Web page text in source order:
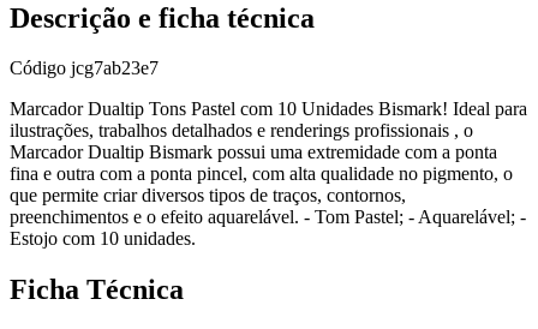
Descrição e ficha técnica
Código jcg7ab23e7
Marcador Dualtip Tons Pastel com 10 Unidades Bismark! Ideal para
ilustrações, trabalhos detalhados e renderings profissionais , o
Marcador Dualtip Bismark possui uma extremidade com a ponta
fina e outra com a ponta pincel, com alta qualidade no pigmento, o
que permite criar diversos tipos de traços, contornos,
preenchimentos e o efeito aquarelável. - Tom Pastel; - Aquarelável; -
Estojo com 10 unidades.
Ficha Técnica